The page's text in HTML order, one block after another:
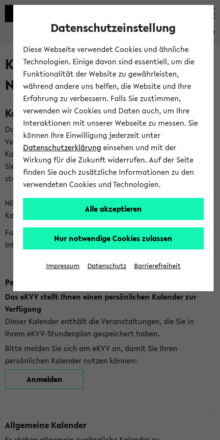
eKVV
Kalenderintegration und
Newsfeeds
Kalenderintegration
Das eKVV bietet Ihnen die Möglichkeit,
Veranstaltungstermine in eine Vielzahl von
Kalenderanwendungen einzubinden. Auf diese Weise können
Sie einen gemeinsamen Überblick über Ihre privaten und
studienbezogenen Termine erhalten.
Näheres zu Vorteilen und Funktionsweise der
Kalenderintegration können Sie auf unserer
Folgende Kalender bietet Ihnen das eKVV derzeit zur
Integration an:
Persönlicher Kalender
Das eKVV stellt Ihnen einen persönlichen Kalender zur
Verfügung
Dieser Kalender enthält die Veranstaltungen, die Sie in
Ihrem eKVV-Stundenplan gespeichert haben.
Bitte melden Sie sich am eKVV an, damit Sie Ihren
persönlichen Kalender nutzen können:
Anmelden
Allgemeine Kalender
Datenschutzeinstellung
Diese Webseite verwendet Cookies und ähnliche
Technologien. Einige davon sind essentiell, um die
Funktionalität der Website zu gewährleisten,
während andere uns helfen, die Website und Ihre
Erfahrung zu verbessern. Falls Sie zustimmen,
verwenden wir Cookies und Daten auch, um Ihre
Interaktionen mit unserer Webseite zu messen. Sie
können Ihre Einwilligung jederzeit unter
Datenschutzerklärung einsehen und mit der
Wirkung für die Zukunft widerrufen. Auf der Seite
finden Sie auch zusätzliche Informationen zu den
verwendeten Cookies und Technologien.
Alle akzeptieren
Nur notwendige Cookies zulassen
Impressum Datenschutz Barrierefreiheit